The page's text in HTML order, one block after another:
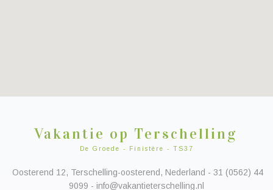
Vakantie op Terschelling
De Groede - Finistère - TS37
Oosterend 12, Terschelling-oosterend, Nederland - 31 (0562) 44
9099 - info@vakantieterschelling.nl